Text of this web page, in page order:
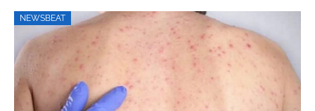
NEWSBEAT